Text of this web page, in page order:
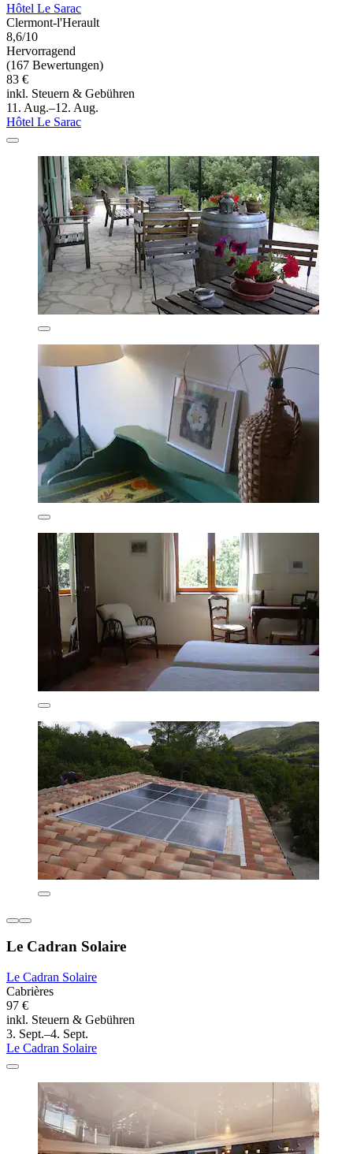
Hôtel Le Sarac
Clermont-l'Herault
8,6/10
Hervorragend
(167 Bewertungen)
83 €
inkl. Steuern & Gebühren
11. Aug.–12. Aug.
Hôtel Le Sarac
Le Cadran Solaire
Le Cadran Solaire
Cabrières
97 €
inkl. Steuern & Gebühren
3. Sept.–4. Sept.
Le Cadran Solaire